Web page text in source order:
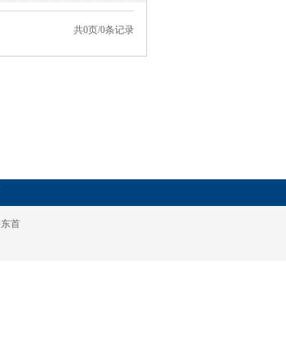
共0页/0条记录
首